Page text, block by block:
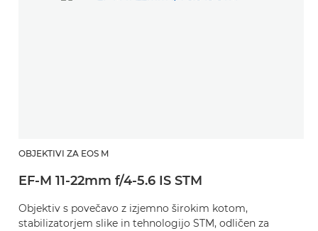
OBJEKTIVI ZA EOS M
EF-M 11-22mm f/4-5.6 IS STM
Objektiv s povečavo z izjemno širokim kotom,
stabilizatorjem slike in tehnologijo STM, odličen za